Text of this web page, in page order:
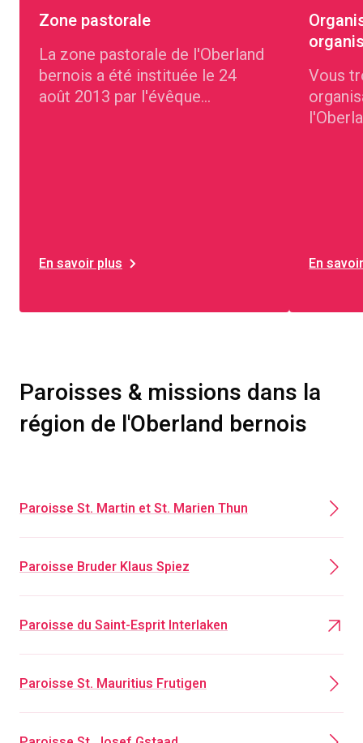
Zone pastorale
La zone pastorale de l'Oberland
bernois a été instituée le 24
août 2013 par l'évêque
En savoir plus
Vous
En
Paroisses & missions dans la
région de l'Oberland bernois
Paroisse St. Martin et St. Marien Thun
Paroisse Bruder Klaus Spiez
Paroisse du Saint-Esprit Interlaken
Paroisse St. Mauritius Frutigen